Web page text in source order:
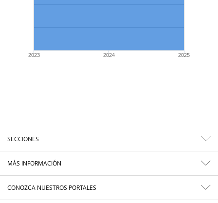
2023 2024 2025
SECCIONES
MÁS INFORMACIÓN
CONOZCA NUESTROS PORTALES